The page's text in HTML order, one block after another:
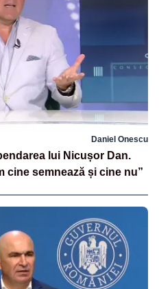
Daniel Onescu
lui Nicușor Dan.
cine semnează și cine nu”